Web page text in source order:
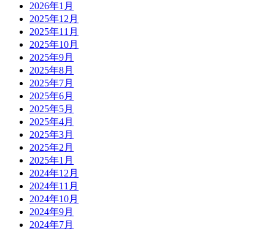
2026年1月
2025年12月
2025年11月
2025年10月
2025年9月
2025年8月
2025年7月
2025年6月
2025年5月
2025年4月
2025年3月
2025年2月
2025年1月
2024年12月
2024年11月
2024年10月
2024年9月
2024年7月